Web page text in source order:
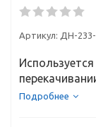
Артикул: ДН-233-
и...
Подробнее